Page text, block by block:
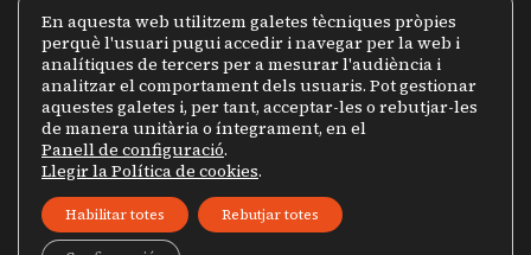
Premi Ramon Barnils
Col·lecció Periodistes
Mapa de la Censura
© 2026 Grup de Periodistes Ramon Barnils
Política de privacitat
En aquesta web utilitzem galetes tècniques pròpies
perquè l'usuari pugui accedir i navegar per la web i
analítiques de tercers per a mesurar l'audiència i
analitzar el comportament dels usuaris. Pot gestionar
aquestes galetes i, per tant, acceptar-les o rebutjar-les
de manera unitària o íntegrament, en el
Panell de configuració.
Llegir la Política de cookies.
Habilitar totes Rebutjar totes